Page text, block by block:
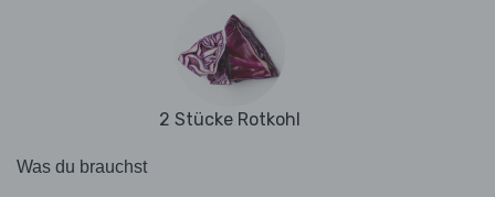
2 Stücke Rotkohl
Was du brauchst